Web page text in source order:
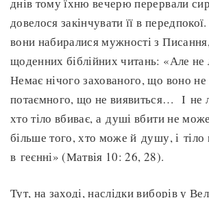
довелося закінчувати її в
вони набиралися мужності з
щоденних біблійних читань: «Але не
Немає нічого захованого, що воно не
потаємного, що не виявиться… І не
хто тіло вбиває, а душі вбити не
більше того, хто може й душу, і тіло
в геєнні» (Матвія 10: 26, 28).
Тут, на заході, наслідки виборів у